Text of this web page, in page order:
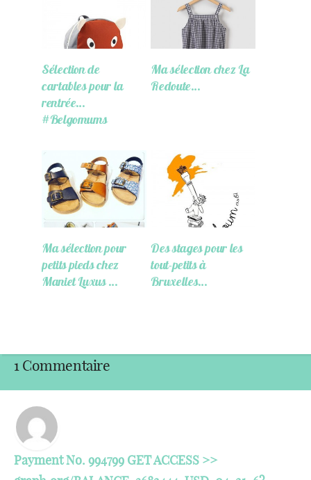
Sélection de
cartables pour la
rentrée…
#Belgomums
Ma sélection chez La
Redoute…
Ma sélection pour
petits pieds chez
Maniet Luxus …
Des stages pour les
tout-petits à
Bruxelles…
1 Commentaire
Payment No. 994799 GET ACCESS >>